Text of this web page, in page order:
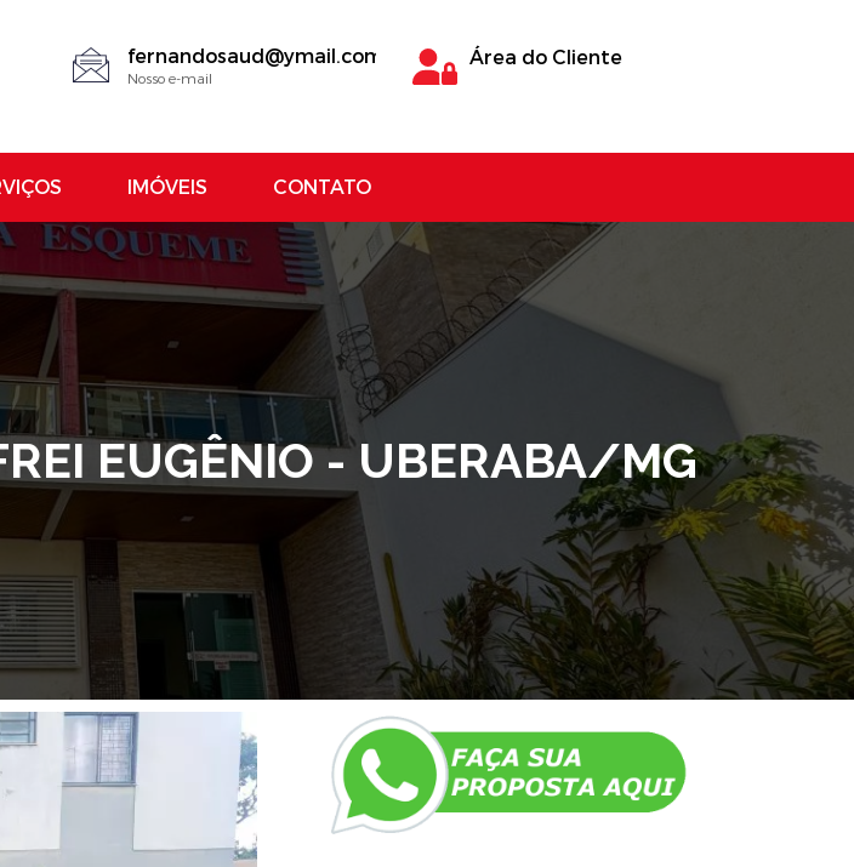
fernandosaud@ymail.com
Nosso e-mail
Área do Cliente
IMÓVEIS CONTATO
EUGÊNIO - UBERABA/MG